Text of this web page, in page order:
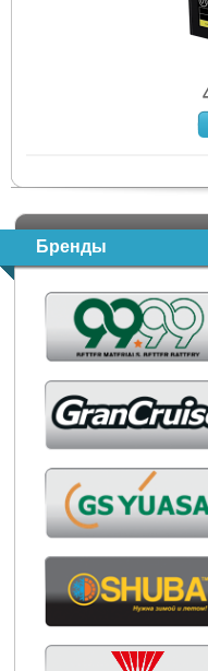
Бренды